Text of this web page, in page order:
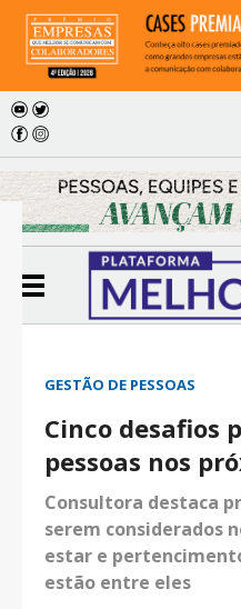
GESTÃO DE PESSOAS
Cinco desafios
pessoas nos
Consultora destaca
serem considerados
estar e
estão entre eles